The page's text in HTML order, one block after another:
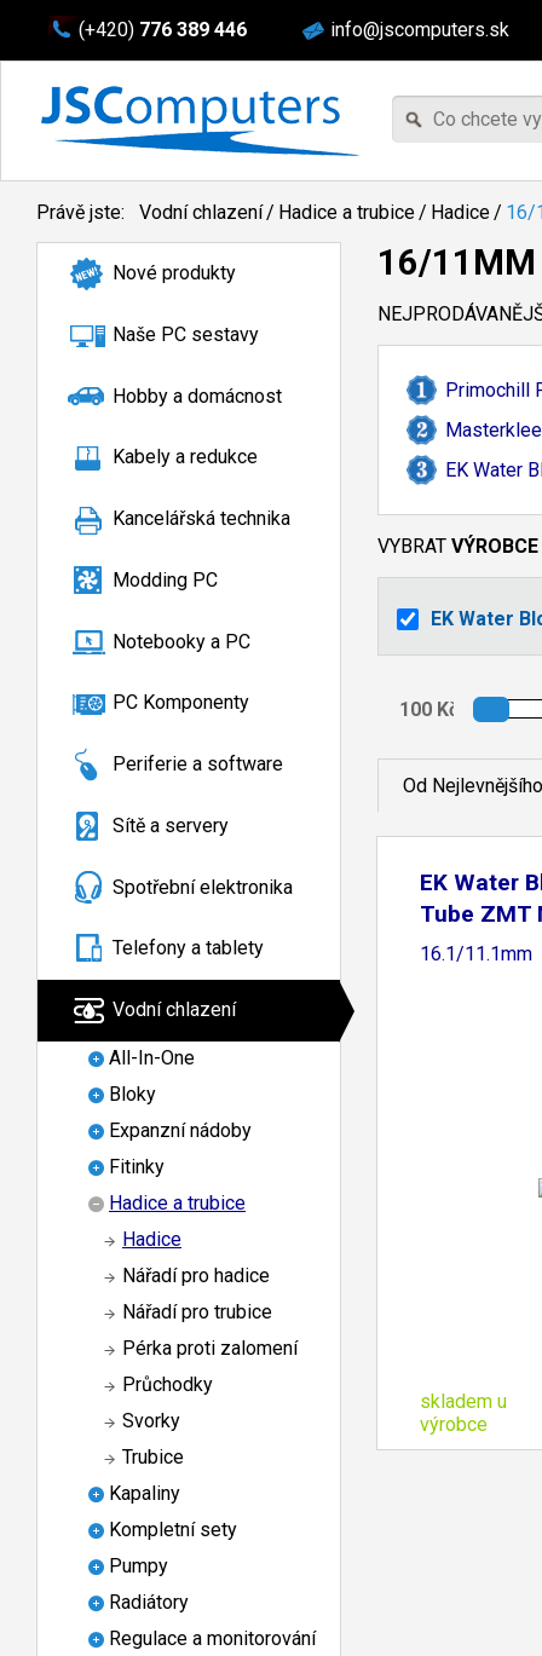
(+420) 776 389 446 info@jscomputers.sk
Právě jste: Vodní chlazení/ Hadice a trubice/ Hadice/ 16/
Nové produkty
Naše PC sestavy
Hobby a domácnost
Kabely a redukce
Kancelářská technika
Modding PC
Notebooky a PC
PC Komponenty
Periferie a software
Sítě a servery
Spotřební elektronika
Telefony a tablety
Vodní chlazení
All-In-One
Bloky
Expanzní nádoby
Fitinky
Hadice a trubice
Hadice
Nářadí pro hadice
Nářadí pro trubice
Pérka proti zalomení
Průchodky
Svorky
Trubice
Kapaliny
Kompletní sety
Pumpy
Radiátory
Regulace a monitorování
16/11MM
Primochill
EK Water
VYBRAT VÝROBCE
EK Water
Od Nejlevnějšího
EK Water
Tube ZMT
16.1/11.1mm
skladem u
výrobce